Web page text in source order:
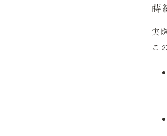
蒔
実
こ